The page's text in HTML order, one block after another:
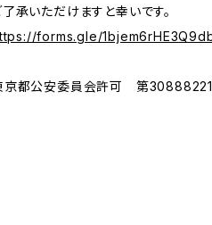
了承いただけますと幸いです。
forms.gle/
京都公安委員会許可 第